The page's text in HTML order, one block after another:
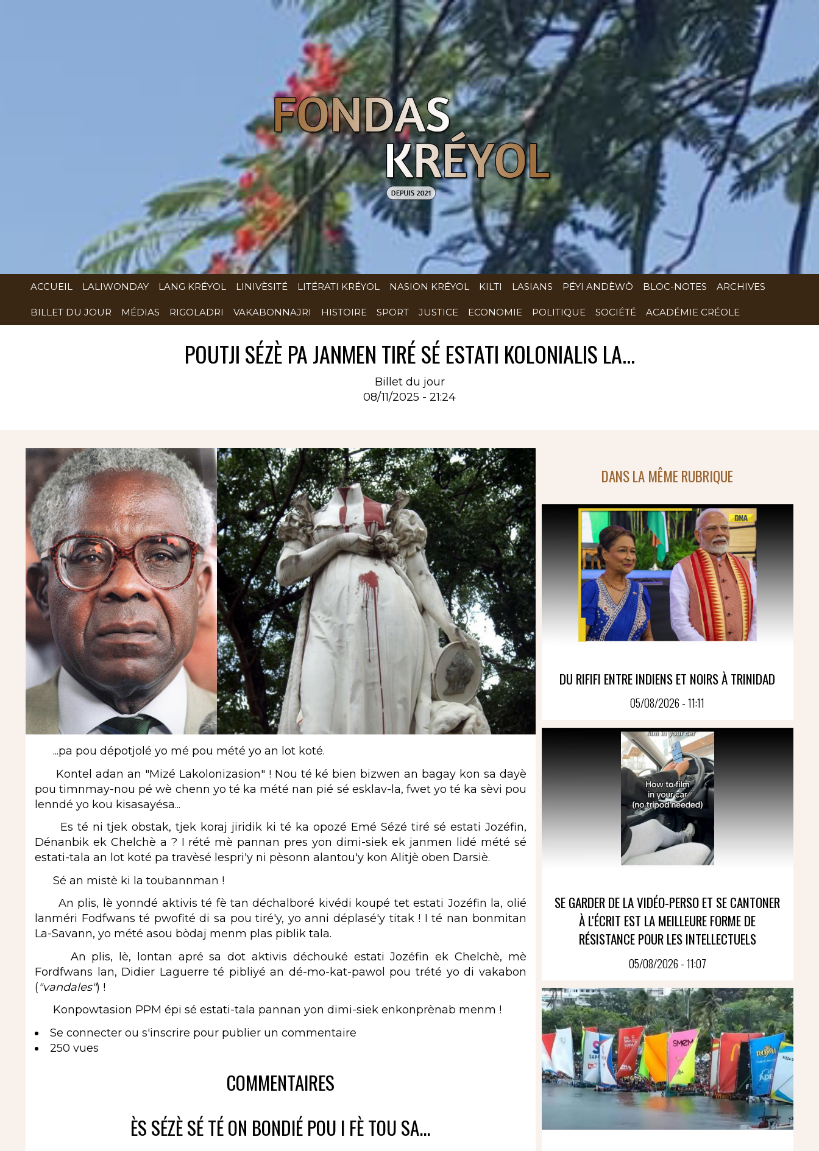
ACCUEIL LALIWONDAY LANG KRÉYOL LINIVÈSITÉ LITÉRATI KRÉYOL NASION KRÉYOL KILTI LASIANS PÉYI ANDÈWÒ BLOC-NOTES ARCHIVES
BILLET DU JOUR MÉDIAS RIGOLADRI VAKABONNAJRI HISTOIRE SPORT JUSTICE ECONOMIE POLITIQUE SOCIÉTÉ ACADÉMIE CRÉOLE
POUTJI SÉZÈ PA JANMEN TIRÉ SÉ ESTATI KOLONIALIS LA...
Billet du jour
08/11/2025 - 21:24
...pa pou dépotjolé yo mé pou mété yo an lot koté.
Kontel adan an "Mizé Lakolonizasion" ! Nou té ké bien bizwen an bagay kon sa dayè
pou timnmay-nou pé wè chenn yo té ka mété nan pié sé esklav-la, fwet yo té ka sèvi pou
lenndé yo kou kisasayésa...
Es té ni tjek obstak, tjek koraj jiridik ki té ka opozé Emé Sézé tiré sé estati Jozéfin,
Dénanbik ek Chelchè a ? I rété mè pannan pres yon dimi-siek ek janmen lidé mété sé
estati-tala an lot koté pa travèsé lespri'y ni pèsonn alantou'y kon Alitjè oben Darsiè.
Sé an mistè ki la toubannman !
An plis, lè yonndé aktivis té fè tan déchalboré kivédi koupé tet estati Jozéfin la, olié
lanméri Fodfwans té pwofité di sa pou tiré'y, yo anni déplasé'y titak ! I té nan bonmitan
La-Savann, yo mété asou bòdaj menm plas piblik tala.
An plis, lè, lontan apré sa dot aktivis déchouké estati Jozéfin ek Chelchè, mè
Fordfwans lan, Didier Laguerre té pibliyé an dé-mo-kat-pawol pou trété yo di vakabon
("vandales") !
Konpowtasion PPM épi sé estati-tala pannan yon dimi-siek enkonprènab menm !
Se connecter ou s'inscrire pour publier un commentaire
250 vues
COMMENTAIRES
ÈS SÉZÈ SÉ TÉ ON BONDIÉ POU I FÈ TOU SA...
DANS LA MÊME RUBRIQUE
DU RIFIFI ENTRE INDIENS ET NOIRS À TRINIDAD
05/08/2026 - 11:11
SE GARDER DE LA VIDÉO-PERSO ET SE CANTONER
À L'ÉCRIT EST LA MEILLEURE FORME DE
RÉSISTANCE POUR LES INTELLECTUELS
05/08/2026 - 11:07